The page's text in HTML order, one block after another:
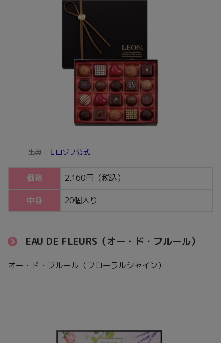
出典： モロゾフ公式
価格 2,160円（税込）
中身 20個入り
EAU DE FLEURS（オー・ド・フルール）
オー・ド・フルール（フローラルシャイン）